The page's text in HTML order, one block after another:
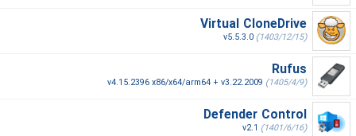
Virtual CloneDrive
v5.5.3.0 (1403/12/15)
Rufus
v4.15.2396 x86/x64/arm64 + v3.22.2009 (1405/4/9)
Defender Control
v2.1 (1401/6/16)